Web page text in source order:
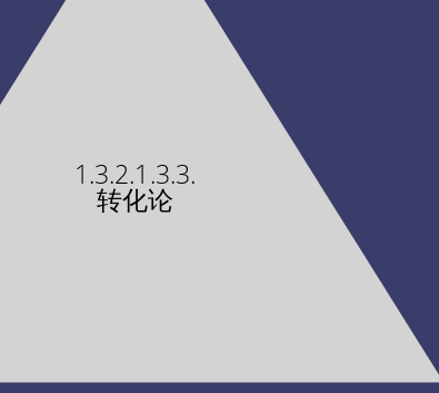
1.3.2.1.3.3.
转化论